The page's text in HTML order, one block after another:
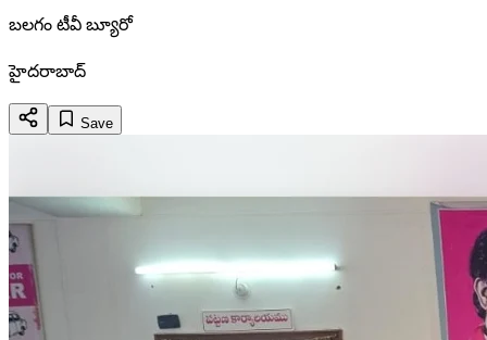
బలగం టీవీ బ్యూరో
హైదరాబాద్
Save